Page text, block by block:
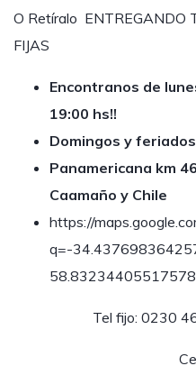
O Retíralo ENTREGANDO
FIJAS
Encontranos de
19:00 hs!!
Domingos y
Panamericana km
Caamaño y Chile
https://
q=-
Tel fijo: 0230